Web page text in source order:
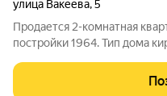
улица Вакеева,5
Продается 2-комнатная квартира
постройки 1964. Тип дома кирпич. О КВАРТИРЕ Общая
ремонт. Уже заменили